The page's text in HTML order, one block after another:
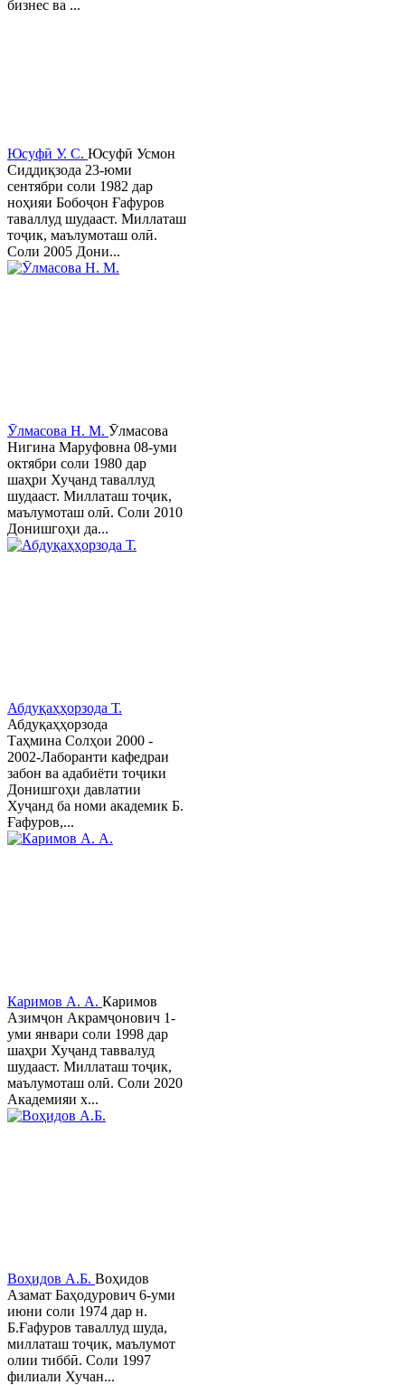
бизнес ва ...
Юсуфӣ У. C. Юсуфӣ Усмон
Сиддиқзода 23-юми
сентябри соли 1982 дар
ноҳияи Бобоҷон Ғафуров
таваллуд шудааст. Миллаташ
тоҷик, маълумоташ олӣ.
Соли 2005 Дони...
Ӯлмасова Н. М. Ӯлмасова
Нигина Маруфовна 08-уми
октябри соли 1980 дар
шаҳри Хуҷанд таваллуд
шудааст. Миллаташ тоҷик,
маълумоташ олӣ. Соли 2010
Донишгоҳи да...
Абдуқаҳҳорзода Т.
Абдуқаҳҳорзода
Таҳмина Солҳои 2000 -
2002-Лаборанти кафедраи
забон ва адабиёти тоҷики
Донишгоҳи давлатии
Хуҷанд ба номи академик Б.
Ғафуров,...
Каримов А. А. Каримов
Азимҷон Акрамҷонович 1-
уми январи соли 1998 дар
шаҳри Хуҷанд таввалуд
шудааст. Миллаташ тоҷик,
маълумоташ олӣ. Соли 2020
Академияи х...
Воҳидов А.Б. Воҳидов
Азамат Баҳодурович 6-уми
июни соли 1974 дар н.
Б.Ғафуров таваллуд шуда,
миллаташ тоҷик, маълумот
олии тиббӣ. Соли 1997
филиали Хучан...